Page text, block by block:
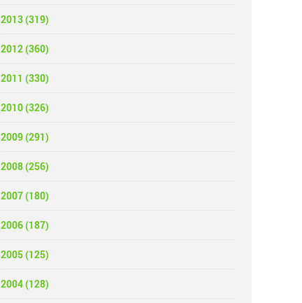
2013 (319)
2012 (360)
2011 (330)
2010 (326)
2009 (291)
2008 (256)
2007 (180)
2006 (187)
2005 (125)
2004 (128)